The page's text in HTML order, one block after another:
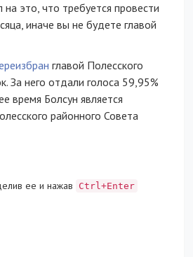
это, что требуется провести
иначе вы не будете главой
главой Полесского
За него отдали голоса 59,95%
время Болсун является
районного Совета
ее и нажав Ctrl+Enter